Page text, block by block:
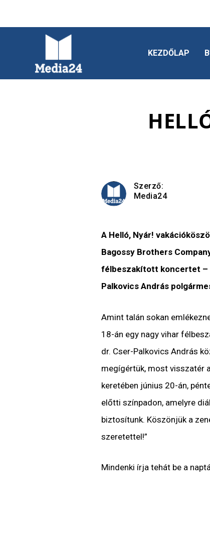
KEZDŐLAP
Szerző:
Media24
A Helló, Nyár!
Bagossy Brothers
félbeszakított koncertet –
Palkovics András
Amint talán sokan
18-án egy nagy vihar
dr. Cser-Palkovics András
megígértük, most visszatér
keretében június 20-án,
előtti színpadon, amelyre
biztosítunk. Köszönjük a
szeretettel!”
Mindenki írja tehát be a